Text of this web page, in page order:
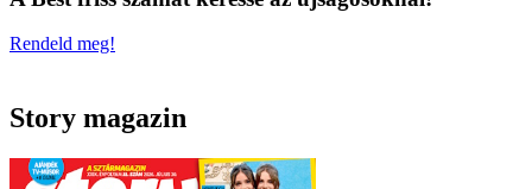
Rendeld meg!
Story magazin